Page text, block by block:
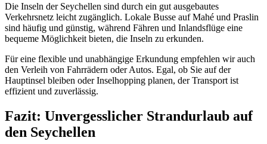
Die Inseln der Seychellen sind durch ein gut ausgebautes
Verkehrsnetz leicht zugänglich. Lokale Busse auf Mahé und Praslin
sind häufig und günstig, während Fähren und Inlandsflüge eine
bequeme Möglichkeit bieten, die Inseln zu erkunden.
Für eine flexible und unabhängige Erkundung empfehlen wir auch
den Verleih von Fahrrädern oder Autos. Egal, ob Sie auf der
Hauptinsel bleiben oder Inselhopping planen, der Transport ist
effizient und zuverlässig.
Fazit: Unvergesslicher Strandurlaub auf
den Seychellen